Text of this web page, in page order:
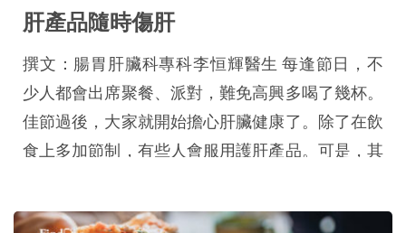
肝產品隨時傷肝
撰文：腸胃肝臟科專科李恒輝醫生 每逢節日，不
少人都會出席聚餐、派對，難免高興多喝了幾杯。
佳節過後，大家就開始擔心肝臟健康了。除了在飲
食上多加節制，有些人會服用護肝產品。可是，其
肝臟造成傷害。 肝臟是我們身體一個重要的器